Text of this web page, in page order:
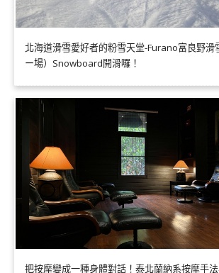
北海道滑雪愛好者的粉雪天堂-Furano富良野滑
ー場）Snowboard開滑囉！
把按摩變成一種身體對話！泰北蘭納系按摩手